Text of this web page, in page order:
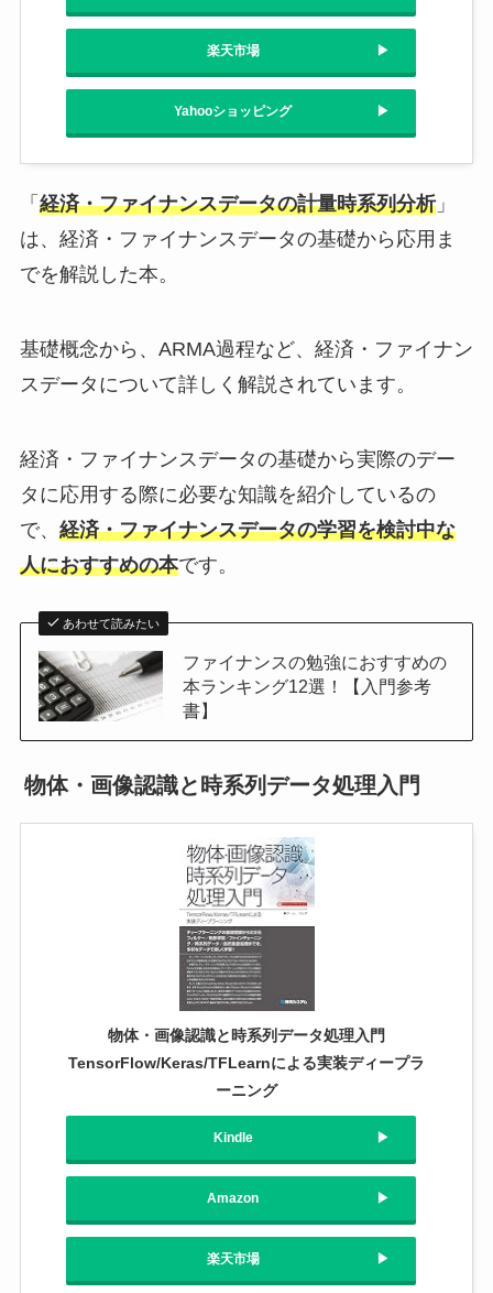
楽天市場
Yahooショッピング
「 経済・ファイナンスデータの計量時系列分析」
は、経済・ファイナンスデータの基礎から応用ま
でを解説した本。
基礎概念から、ARMA過程など、経済・ファイナン
スデータについて詳しく解説されています。
経済・ファイナンスデータの基礎から実際のデー
タに応用する際に必要な知識を紹介しているの
で、 経済・ファイナンスデータの学習を検討中な
人におすすめの本です。
あわせて読みたい
ファイナンスの勉強におすすめの
本ランキング12選！【入門参考
書】
物体・画像認識と時系列データ処理入門
物体・画像認識と時系列データ処理入門
TensorFlow/Keras/TFLearnによる実装ディープラ
ーニング
Kindle
Amazon
楽天市場